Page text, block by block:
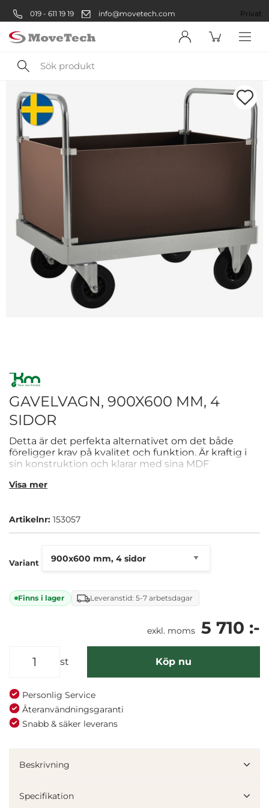
019 - 611 19 19 info@movetech.com Privat
Sök
produkt
GAVELVAGN, 900X600 MM, 4
SIDOR
Detta är det perfekta alternativet om det både
föreligger krav på kvalitet och funktion. Är kraftig i
sin konstruktion och klarar med sina MDF
miljöer. Vagnen tål bland annat kokande vatten och
Visa mer
Artikelnr: 153057
Variant
Finns i lager Leveranstid: 5-7 arbetsdagar
exkl. moms 5 710 :-
st Köp nu
Personlig Service
Återanvändningsgaranti
Snabb & säker leverans
Beskrivning
Specifikation
Välkommen! Välj hur du vill